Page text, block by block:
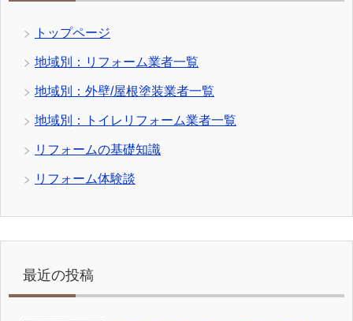
トップページ
地域別：リフォーム業者一覧
地域別：外壁/屋根塗装業者一覧
地域別：トイレリフォーム業者一覧
リフォームの基礎知識
リフォーム体験談
最近の投稿